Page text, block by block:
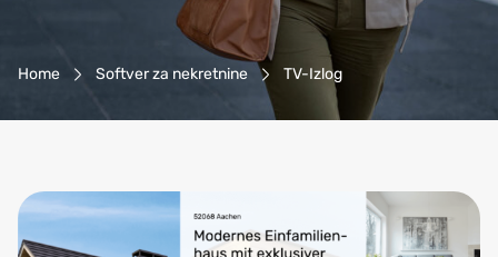
Breadcrumb-navigacija
Home Softver za nekretnine TV-Izlog